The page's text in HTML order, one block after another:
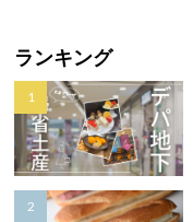
ランキング